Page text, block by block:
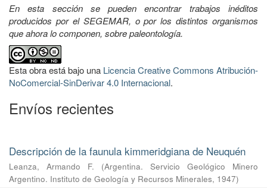
En esta sección se pueden encontrar trabajos inéditos
producidos por el SEGEMAR, o por los distintos organismos
que ahora lo componen, sobre paleontología.
Esta obra está bajo una Licencia Creative Commons Atribución-
NoComercial-SinDerivar 4.0 Internacional.
Envíos recientes
Descripción de la faunula kimmeridgiana de Neuquén
Leanza, Armando F. (Argentina. Servicio Geológico Minero
Argentino. Instituto de Geología y Recursos Minerales, 1947)